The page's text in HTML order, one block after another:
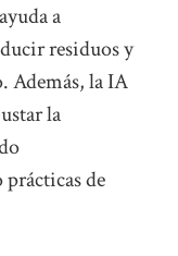
a
residuos y
Además, la IA
la
de